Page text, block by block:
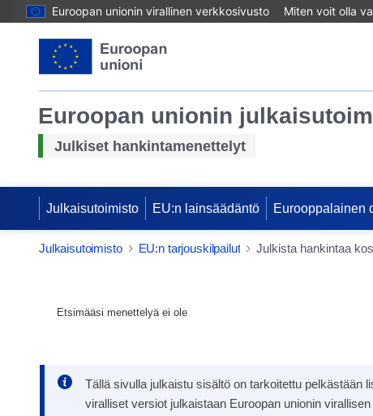
Euroopan unionin virallinen verkkosivusto Miten voit olla
Euroopan unionin
Julkiset hankintamenettelyt
Julkaisutoimisto EU:n lainsäädäntö Eurooppalainen
Julkaisutoimisto EU:n tarjouskilpailut Julkista hankintaa
Etsimääsi menettelyä ei ole
Tällä sivulla julkaistu sisältö on tarkoitettu pelkästään
viralliset versiot julkaistaan Euroopan unionin